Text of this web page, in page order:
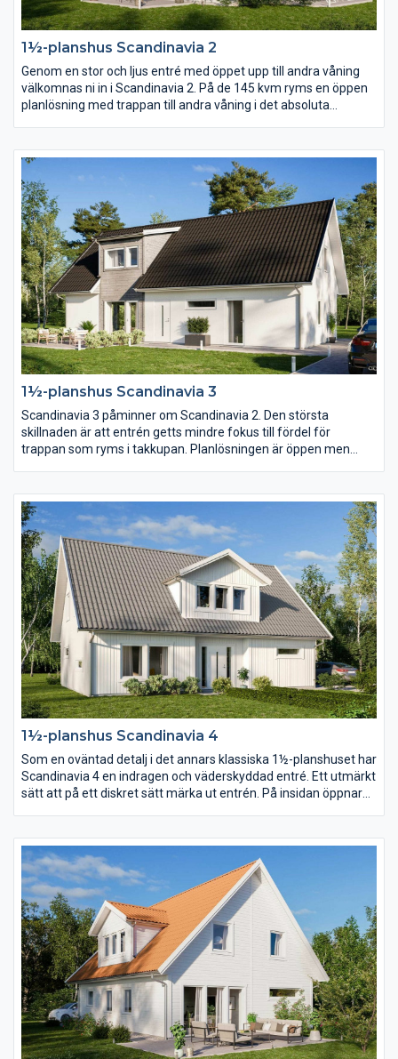
1½-planshus Scandinavia 2
Genom en stor och ljus entré med öppet upp till andra våning
välkomnas ni in i Scandinavia 2. På de 145 kvm ryms en öppen
planlösning med trappan till andra våning i det absoluta
1½-planshus Scandinavia 3
Scandinavia 3 påminner om Scandinavia 2. Den största
skillnaden är att entrén getts mindre fokus till fördel för
trappan som ryms i takkupan. Planlösningen är öppen men
så stor.
1½-planshus Scandinavia 4
Som en oväntad detalj i det annars klassiska 1½-planshuset har
Scandinavia 4 en indragen och väderskyddad entré. Ett utmärkt
sätt att på ett diskret sätt märka ut entrén. På insidan öppnar
Föräldrasovrummet placerar ni lika gärna på bottenvåningen
som en trappa upp.